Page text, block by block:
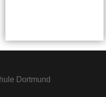
Dortmund